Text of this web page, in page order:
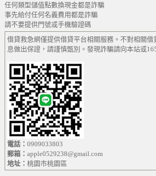
任何類型儲值點數換現金都是詐騙
事先給付任何名義費用都是詐騙
請不要提供門號或手機驗證碼
借貸救急網僅提供借貸平台相關服務。不對相關
息做出保證，請謹慎甄別。發現詐騙請向本站或
電話：0909033803
郵箱：apple0529238@gmail.com
地址：桃園市桃園區